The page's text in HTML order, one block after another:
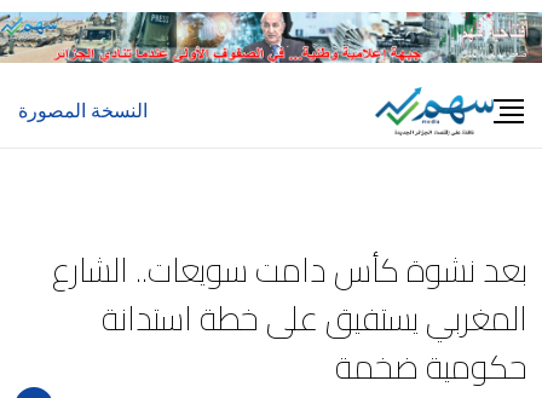
Skip
to
النسخة المصورة
بعد نشوة كأس دامت سويعات.. الشارع
المغربي يستفيق على خطة استدانة
حكومية ضخمة